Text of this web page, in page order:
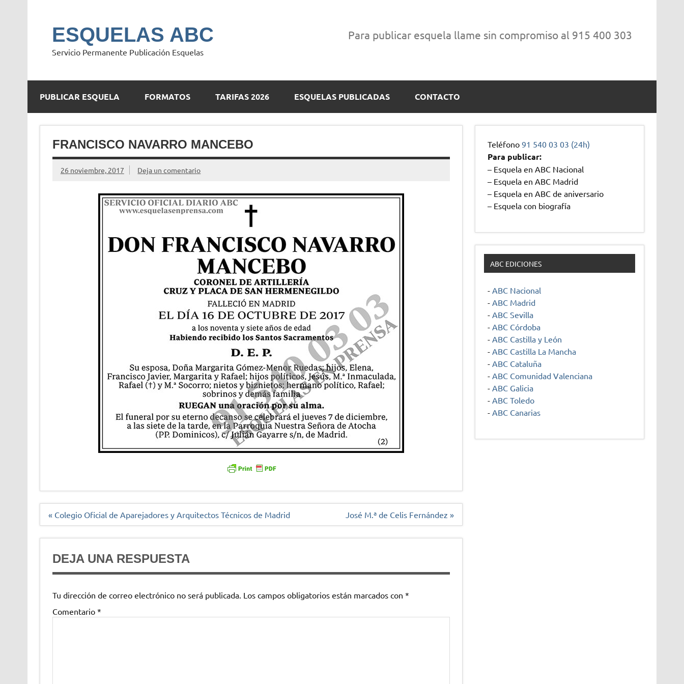
ESQUELAS ABC
Servicio Permanente Publicación Esquelas
Para publicar esquela llame sin compromiso al 915 400 303
PUBLICAR ESQUELA FORMATOS TARIFAS 2026 ESQUELAS PUBLICADAS CONTACTO
FRANCISCO NAVARRO MANCEBO
26 noviembre, 2017 Deja un comentario
Navegación
« Colegio Oficial de Aparejadores y Arquitectos Técnicos de Madrid José M.ª de Celis Fernández »
DEJA UNA RESPUESTA
Tu dirección de correo electrónico no será publicada. Los campos obligatorios están marcados con *
Comentario *
Teléfono91 540 03 03 (24h)
Para publicar:
– Esquela en ABC Nacional
– Esquela en ABC Madrid
– Esquela en ABC de aniversario
– Esquela con biografía
ABC EDICIONES
- ABC Nacional
- ABC Madrid
- ABC Sevilla
- ABC Córdoba
- ABC Castilla y León
- ABC Castilla La Mancha
- ABC Cataluña
- ABC Comunidad Valenciana
- ABC Galicia
- ABC Toledo
- ABC Canarias